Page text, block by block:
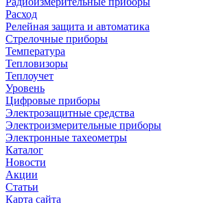
Расход
Релейная защита и автоматика
Стрелочные приборы
Температура
Тепловизоры
Теплоучет
Уровень
Цифровые приборы
Электрозащитные средства
Электроизмерительные приборы
Электронные тахеометры
Каталог
Новости
Акции
Статьи
Карта сайта